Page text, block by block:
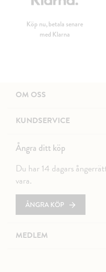
Köp nu, betala senare
med Klarna
OM OSS
KUNDSERVICE
Ångra ditt köp
Du har 14 dagars
vara.
ÅNGRA KÖP
MEDLEM